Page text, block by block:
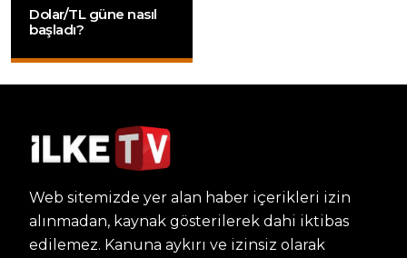
Dolar/TL güne nasıl
başladı?
Web sitemizde yer alan haber içerikleri izin
alınmadan, kaynak gösterilerek dahi iktibas
edilemez. Kanuna aykırı ve izinsiz olarak